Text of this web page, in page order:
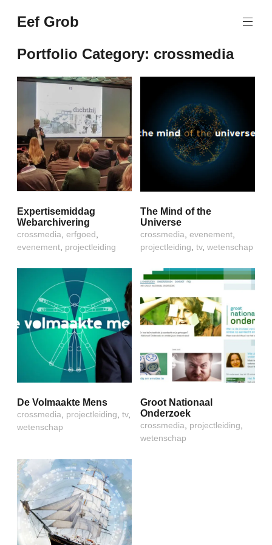
de
springen
Eef Grob
events
Portfolio Category: crossmedia
Expertisemiddag
Webarchivering
crossmedia ,erfgoed
evenement projectleiding
The Mind of the
Universe
crossmedia ,evenement
projectleiding ,tv,wetenschap
De Volmaakte Mens
crossmedia, projectleiding,tv,
wetenschap
Groot Nationaal
Onderzoek
crossmedia, projectleiding,
wetenschap